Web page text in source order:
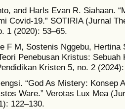
and Harls Evan R. Siahaan.
Covid-19.” SOTIRIA (Jurnal
1 (2020): 53–65.
F M, Sostenis Nggebu,
Penebusan Kristus:
Kristen 5, no. 2
“God As Mistery: Konsep
Ware.” Verotas Lux Mea
122–130.